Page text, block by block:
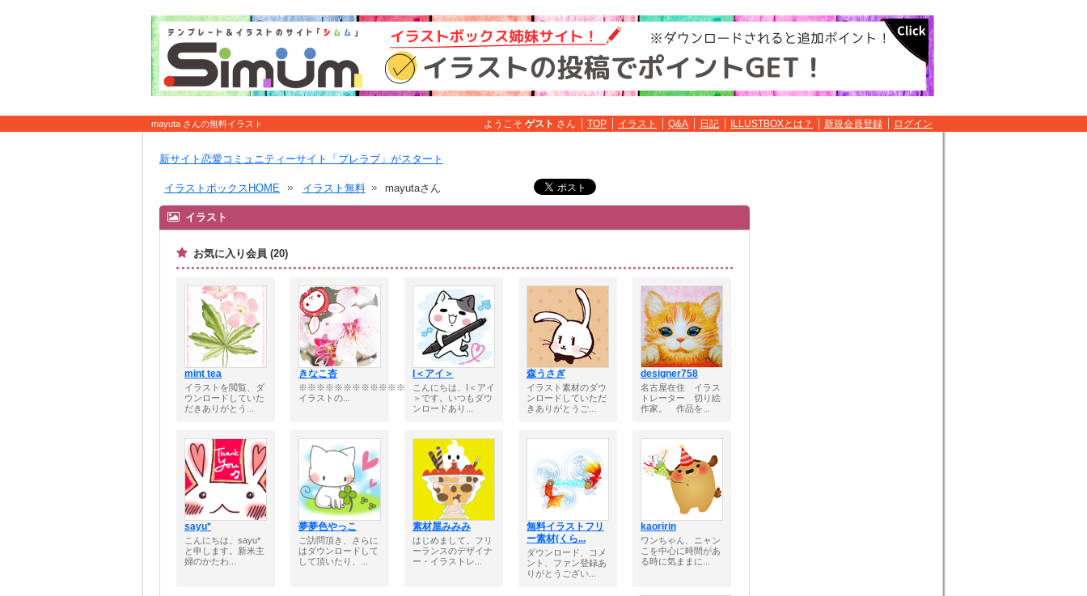
mayuta さんの無料イラスト ようこそ ゲスト さん TOP イラスト Q&A 日記 ILLUSTBOXとは？ 新規会員登録 ログイン
新サイト恋愛コミュニティーサイト「ブレラブ」がスタート
イラストボックスHOME イラスト無料 mayutaさん
イラスト
お気に入り会員 (20)
mint tea
イラストを閲覧、ダ
ウンロードしていた
だきありがとう...
きなこ杏
※※※※※※※※※※※※※※※※※※※■
イラストの...
I＜アイ＞
こんにちは、I＜アイ
＞です。いつもダウ
ンロードあり...
森うさぎ
イラスト素材のダウ
ンロードしていただ
きありがとうご...
designer758
名古屋在住 イラス
トレーター 切り絵
作家。 作品を...
sayu*
こんにちは、sayu*
と申します。新米主
婦のかたわ...
夢夢色やっこ
ご訪問頂き、さらに
はダウンロードして
して頂いたり、...
素材屋みみみ
はじめまして。フリ
ーランスのデザイナ
ー・イラストレ...
無料イラストフリ
ー素材(くら...
ダウンロード、コメ
ント、ファン登録あ
りがとうござい...
kaoririn
ワンちゃん、ニャン
こを中心に時間があ
る時に気ままに...